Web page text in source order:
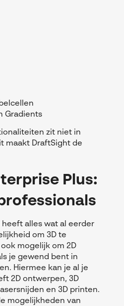
Gradients
zit niet in
maakt DraftSight de
Plus:
heeft alles wat al eerder
om 3D te
mogelijk om 2D
je gewend bent in
Hiermee kan je al je
2D ontwerpen, 3D
en 3D printen.
mogelijkheden van